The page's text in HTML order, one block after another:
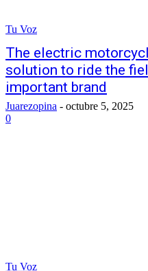
Tu Voz
The electric
solution to ride the
important brand
Juarezopina - octubre 5, 2025
0
Tu Voz